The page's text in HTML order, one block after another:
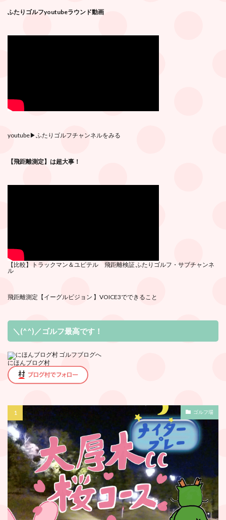
ふたりゴルフyoutubeラウンド動画
youtube▶︎ふたりゴルフチャンネルをみる
【飛距離測定】は超大事！
【比較】トラックマン＆ユピテル 飛距離検証ふたりゴルフ・サブチ ャンネ
ル
飛距離測定 【イーグルビジョン 】VOICE3でできること
＼(^^)／ゴルフ最高です！
にほんブログ村
ゴルフ場